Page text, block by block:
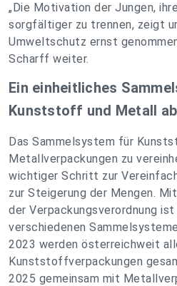
„Die Motivation der Jungen,
sorgfältiger zu trennen, zeigt
Umweltschutz ernst
Scharff weiter.
Ein einheitliches
Kunststoff und Metall
Das Sammelsystem für
Metallverpackungen zu
wichtiger Schritt zur
zur Steigerung der Mengen.
der Verpackungsverordnung
verschiedenen
2023 werden österreichweit
Kunststoffverpackungen
2025 gemeinsam mit